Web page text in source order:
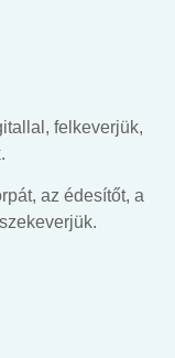
felkeverjük,
az édesítőt, a